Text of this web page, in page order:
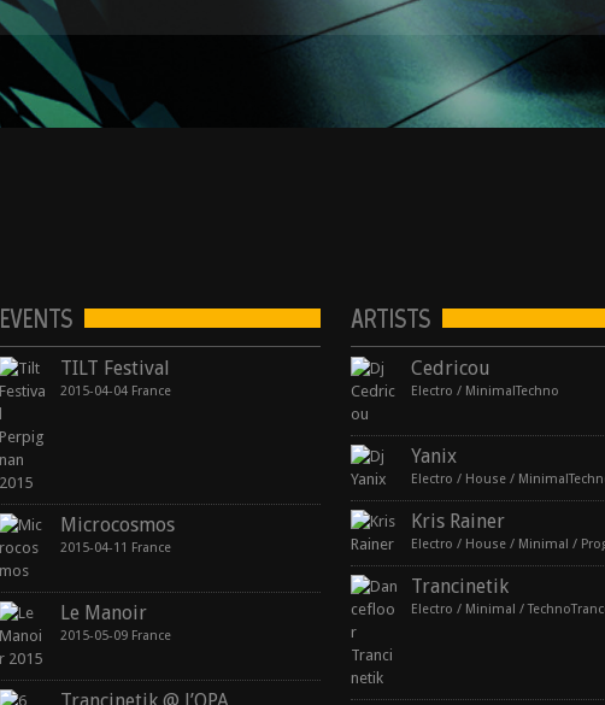
EVENTS
TILT Festival
2015-04-04 France
Microcosmos
2015-04-11 France
Le Manoir
2015-05-09 France
ARTISTS
Cedricou
Electro / MinimalTechno
Yanix
Electro / House /
Kris Rainer
Trancinetik
Electro / Minimal /